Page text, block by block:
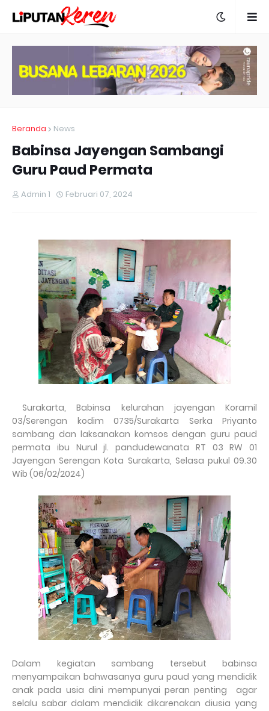
Beranda News
Babinsa Jayengan Sambangi
Guru Paud Permata
Admin 1 Februari 07, 2024
Surakarta, Babinsa kelurahan jayengan Koramil
03/Serengan kodim 0735/Surakarta Serka Priyanto
sambang dan laksanakan komsos dengan guru paud
permata ibu Nurul jl. pandudewanata RT 03 RW 01
Jayengan Serengan Kota Surakarta, Selasa pukul 09.30
Wib (06/02/2024)
Dalam kegiatan sambang tersebut babinsa
menyampaikan bahwasanya guru paud yang mendidik
anak pada usia dini mempunyai peran penting agar
selalu sabar dalam mendidik dikarenakan diusia yang